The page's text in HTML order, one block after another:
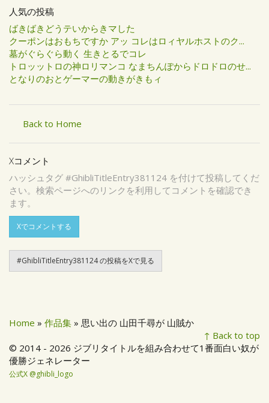
人気の投稿
ばきばきどうテいからきマした
クーポンはおもちですか アッ コレはロィヤルホストのク...
墓がぐらぐら動く 生きとるでコレ
トロッットロの神ロリマンコ なまちんぽからドロドロのせ...
となりのおとゲーマーの動きがきもィ
Back to Home
Xコメント
ハッシュタグ #GhibliTitleEntry381124 を付けて投稿してくだ
さい。検索ページへのリンクを利用してコメントを確認でき
ます。
Xでコメントする
#GhibliTitleEntry381124 の投稿をXで見る
Home » 作品集 » 思い出の 山田千尋が 山賊か
↑ Back to top
© 2014 - 2026 ジブリタイトルを組み合わせて1番面白い奴が
優勝ジェネレーター
公式X @ghibli_logo